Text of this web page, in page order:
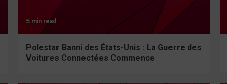
5 min read
Polestar Banni des États-Unis : La Guerre des
Voitures Connectées Commence